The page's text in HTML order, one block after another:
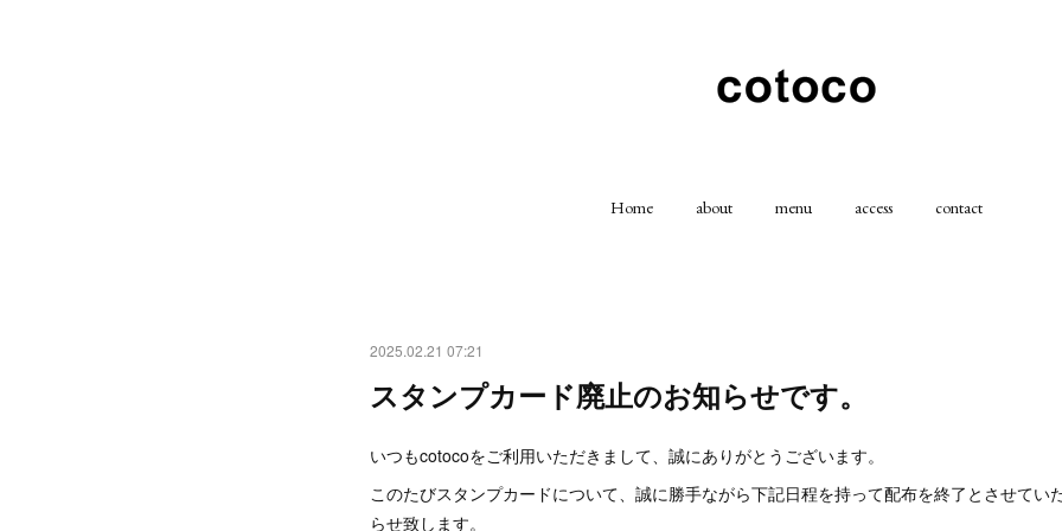
Home about menu access contact
2025.02.21 07:21
スタンプカード廃止のお知らせです。
いつもcotocoをご利用いただきまして、誠にありがとうございます。
このたびスタンプカードについて、誠に勝手ながら下記日程を持って配布を終了とさせてい
らせ致します。